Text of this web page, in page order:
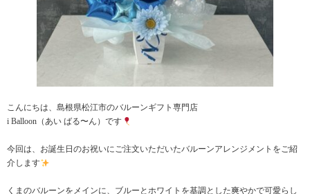
こんにちは、島根県松江市のバルーンギフト専門店
i Balloon（あい ばる〜ん）です
今回は、お誕生日のお祝いにご注文いただいたバルーンアレンジメントをご紹
介します
くまのバルーンをメインに、ブルーとホワイトを基調とした爽やかで可愛らし